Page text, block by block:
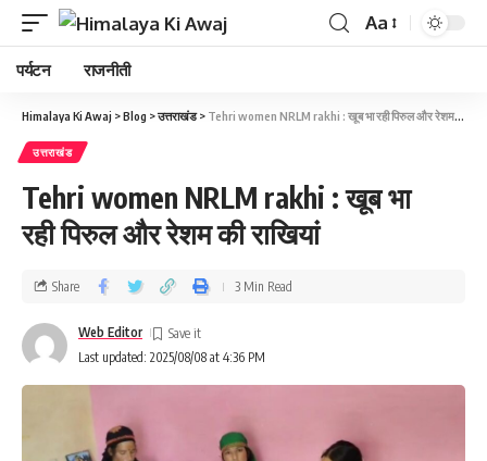
Aa
पर्यटन राजनीती
Himalaya Ki Awaj >Blog >उत्तराखंड> Tehri women NRLM rakhi : खूब भा रही पिरुल और रेशम की राखियां
उत्तराखंड
Tehri women NRLM rakhi : खूब भा
रही पिरुल और रेशम की राखियां
Last updated: 2025/08/08 at 4:36 PM
Web Editor
Share 3 Min Read